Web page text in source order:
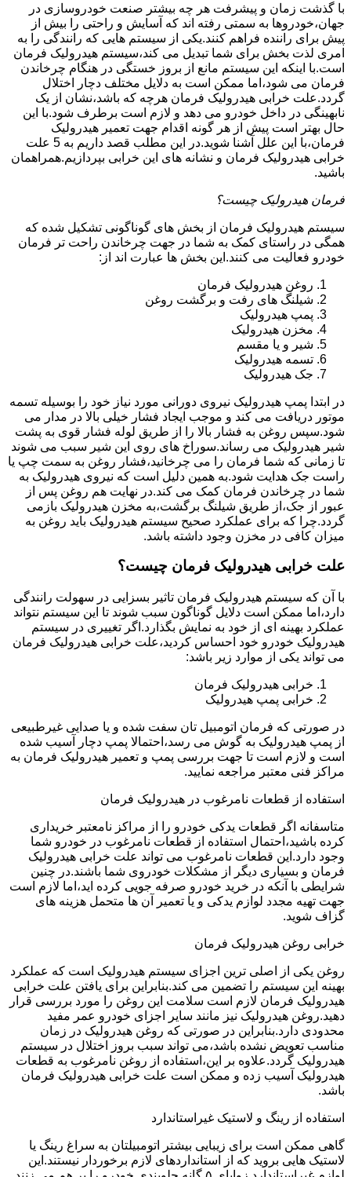
با گذشت زمان و پیشرفت هر چه بیشتر صنعت خودروسازی در
جهان،خودروها به سمتی رفته اند که آسایش و راحتی را بیش از
پیش برای راننده فراهم کنند.یکی از سیستم هایی که رانندگی را به
امری لذت بخش برای شما تبدیل می کند،سیستم هیدرولیک فرمان
است.با اینکه این سیستم مانع از بروز خستگی در هنگام چرخاندن
فرمان می شود،اما ممکن است به دلایل مختلف دچار اختلال
گردد.علت خرابی هیدرولیک فرمان هرچه که باشد،نشان از یک
نابهینگی در داخل خودرو می دهد و لازم است برطرف شود.با این
حال بهتر است پیش از هر گونه اقدام جهت تعمیر هیدرولیک
فرمان،با این علل آشنا شوید.در این مطلب قصد داریم به 5 علت
خرابی هیدرولیک فرمان و نشانه های این خرابی بپردازیم.همراهمان
باشید.
فرمان هیدرولیک چیست؟
سیستم هیدرولیک فرمان از بخش های گوناگونی تشکیل شده که
همگی در راستای کمک به شما در جهت چرخاندن راحت تر فرمان
خودرو فعالیت می کنند.این بخش ها عبارت اند از:
روغن هیدرولیک فرمان
شیلنگ های رفت و برگشت روغن
پمپ هیدرولیک
مخزن هیدرولیک
شیر و یا مقسم
تسمه هیدرولیک
جک هیدرولیک
در ابتدا پمپ هیدرولیک نیروی دورانی مورد نیاز خود را بوسیله تسمه
موتور دریافت می کند و موجب ایجاد فشار خیلی بالا در مدار می
شود.سپس روغن به فشار بالا را از طریق لوله فشار قوی به پشت
شیر هیدرولیک می رساند.سوراخ های روی این شیر سبب می شوند
تا زمانی که شما فرمان را می چرخانید،فشار روغن به سمت چپ یا
راست جک هدایت شود.به همین دلیل است که نیروی هیدرولیک به
شما در چرخاندن فرمان کمک می کند.در نهایت هم روغن پس از
عبور از جک،از طریق شیلنگ برگشت،به مخزن هیدرولیک بازمی
گردد.چرا که برای عملکرد صحیح سیستم هیدرولیک باید روغن به
میزان کافی در مخزن وجود داشته باشد.
علت خرابی هیدرولیک فرمان چیست؟
با آن که سیستم هیدرولیک فرمان تاثیر بسزایی در سهولت رانندگی
دارد،اما ممکن است دلایل گوناگون سبب شوند تا این سیستم نتواند
عملکرد بهینه ای از خود به نمایش بگذارد.اگر تغییری در سیستم
هیدرولیک خودرو خود احساس کردید،علت خرابی هیدرولیک فرمان
می تواند یکی از موارد زیر باشد:
خرابی هیدرولیک فرمان
خرابی پمپ هیدرولیک
در صورتی که فرمان اتومبیل تان سفت شده و یا صدایی غیرطبیعی
از پمپ هیدرولیک به گوش می رسد،احتمالا پمپ دچار آسیب شده
است و لازم است تا جهت بررسی پمپ و تعمیر هیدرولیک فرمان به
مراکز فنی معتبر مراجعه نمایید.
استفاده از قطعات نامرغوب در هیدرولیک فرمان
متاسفانه اگر قطعات یدکی خودرو را از مراکز نامعتبر خریداری
کرده باشید،احتمال استفاده از قطعات نامرغوب در خودرو شما
وجود دارد.این قطعات نامرغوب می تواند علت خرابی هیدرولیک
فرمان و بسیاری دیگر از مشکلات خودروی شما باشند.در چنین
شرایطی با آنکه در خرید خودرو صرفه جویی کرده اید،اما لازم است
جهت تهیه مجدد لوازم یدکی و یا تعمیر آن ها متحمل هزینه های
گزاف شوید.
خرابی روغن هیدرولیک فرمان
روغن یکی از اصلی ترین اجزای سیستم هیدرولیک است که عملکرد
بهینه این سیستم را تضمین می کند.بنابراین برای یافتن علت خرابی
هیدرولیک فرمان لازم است سلامت این روغن را مورد بررسی قرار
دهید.روغن هیدرولیک نیز مانند سایر اجزای خودرو عمر مفید
محدودی دارد.بنابراین در صورتی که روغن هیدرولیک در زمان
مناسب تعویض نشده باشد،می تواند سبب بروز اختلال در سیستم
هیدرولیک گردد.علاوه بر این،استفاده از روغن نامرغوب به قطعات
هیدرولیک آسیب زده و ممکن است علت خرابی هیدرولیک فرمان
باشد.
استفاده از رینگ و لاستیک غیراستاندارد
گاهی ممکن است برای زیبایی بیشتر اتومبیلتان به سراغ رینگ یا
لاستیک هایی بروید که از استانداردهای لازم برخوردار نیستند.این